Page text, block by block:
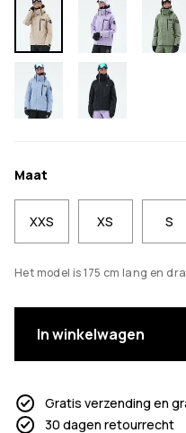
Maat
XXS XS S
Het model is 175 cm lang en
In winkelwagen
Gratis verzending en
30 dagen retourrecht